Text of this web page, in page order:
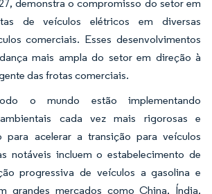
demonstra o compromisso do setor em
de veículos elétricos em diversas
comerciais. Esses desenvolvimentos
mais ampla do setor em direção à
das frotas comerciais.
o mundo estão implementando
ambientais cada vez mais rigorosas e
acelerar a transição para veículos
notáveis incluem o estabelecimento de
progressiva de veículos a gasolina e
grandes mercados como China, Índia,